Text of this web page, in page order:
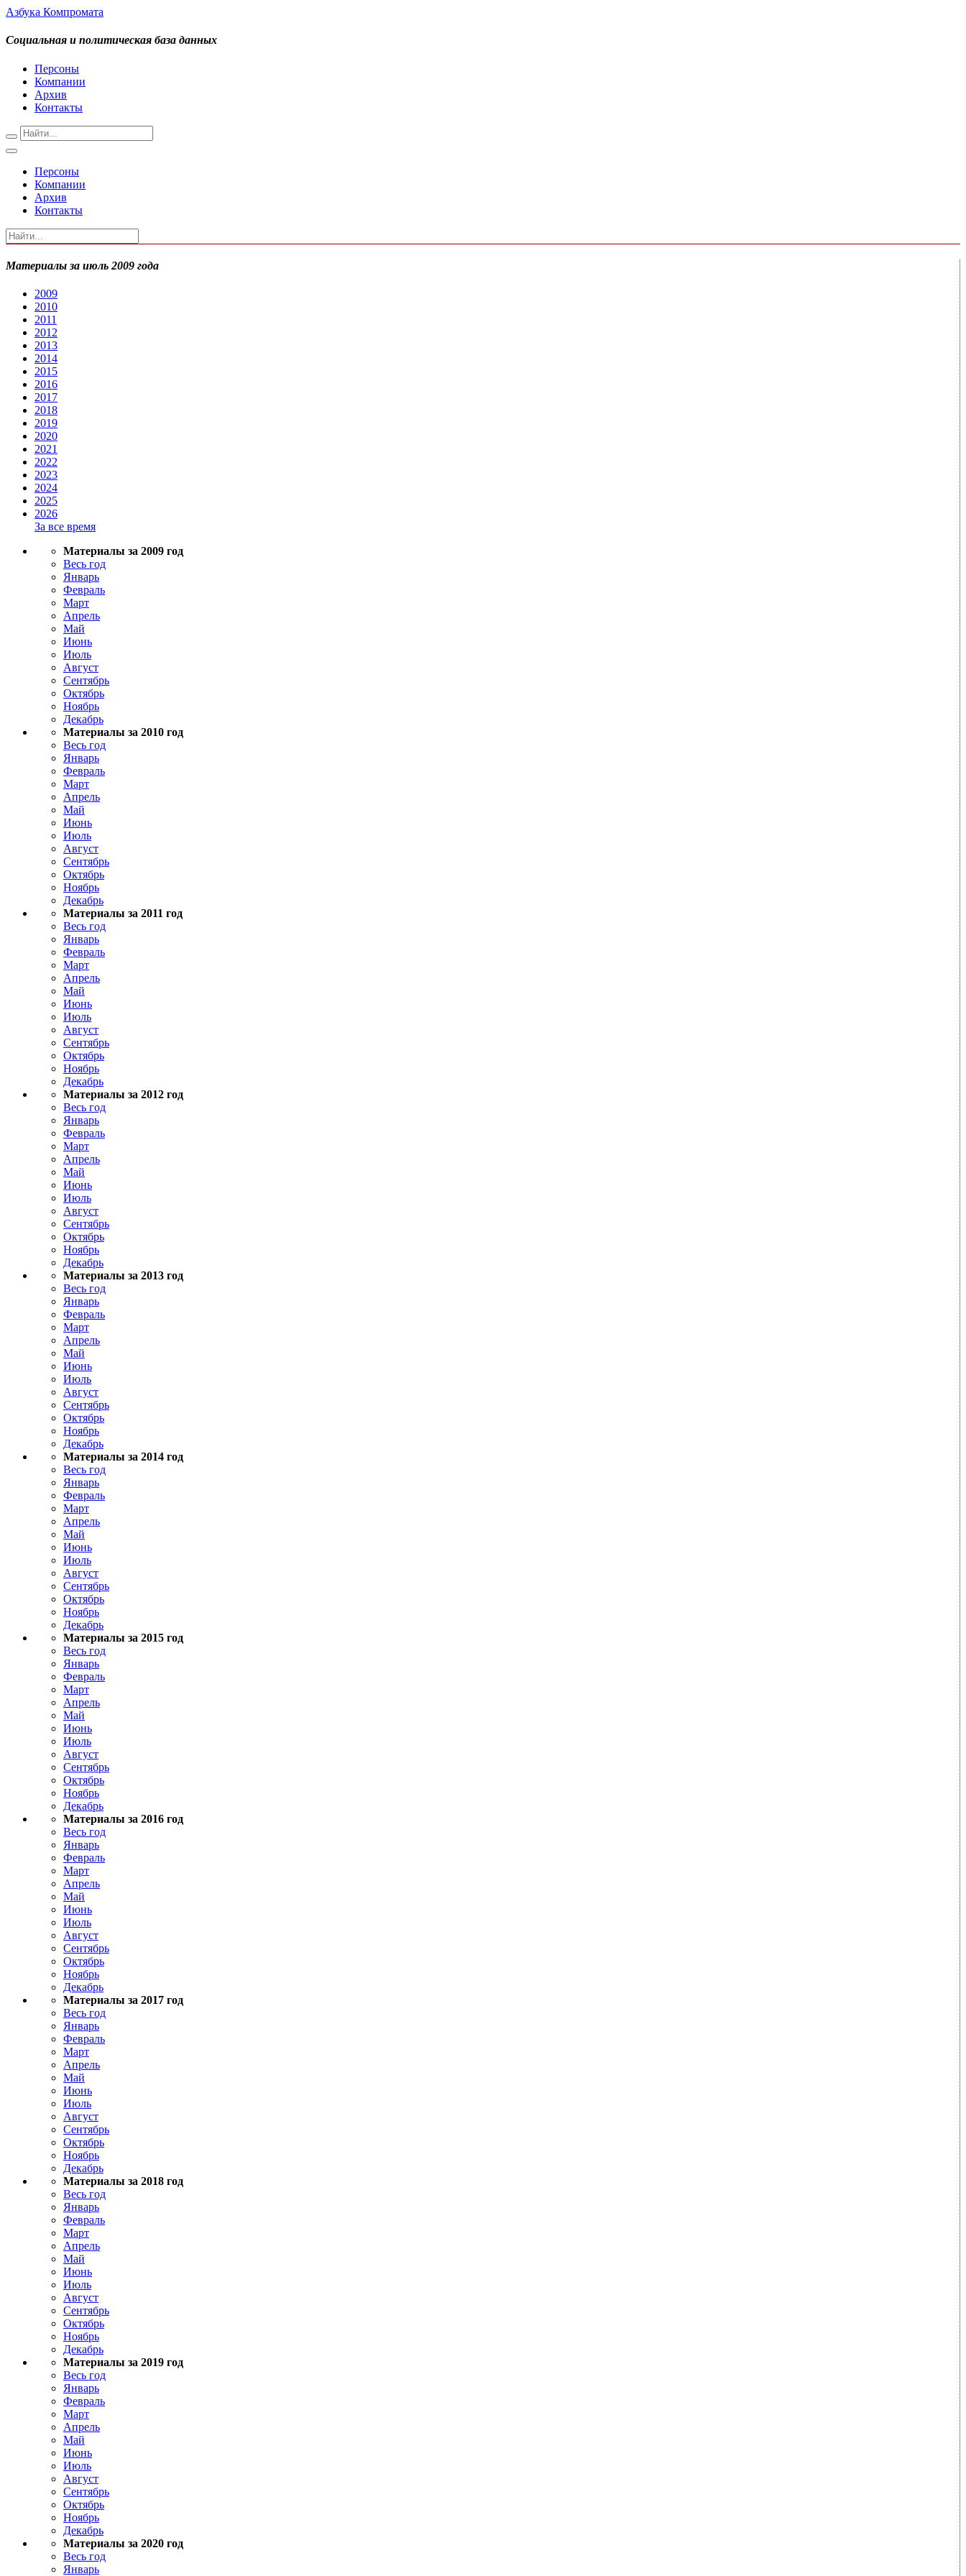
Азбука Компромата
Социальная и политическая база данных
Персоны
Компании
Архив
Контакты
Персоны
Компании
Архив
Контакты
Материалы за июль 2009 года
2009
2010
2011
2012
2013
2014
2015
2016
2017
2018
2019
2020
2021
2022
2023
2024
2025
2026
За все время
Материалы за 2009 год
Весь год
Январь
Февраль
Март
Апрель
Май
Июнь
Июль
Август
Сентябрь
Октябрь
Ноябрь
Декабрь
Материалы за 2010 год
Весь год
Январь
Февраль
Март
Апрель
Май
Июнь
Июль
Август
Сентябрь
Октябрь
Ноябрь
Декабрь
Материалы за 2011 год
Весь год
Январь
Февраль
Март
Апрель
Май
Июнь
Июль
Август
Сентябрь
Октябрь
Ноябрь
Декабрь
Материалы за 2012 год
Весь год
Январь
Февраль
Март
Апрель
Май
Июнь
Июль
Август
Сентябрь
Октябрь
Ноябрь
Декабрь
Материалы за 2013 год
Весь год
Январь
Февраль
Март
Апрель
Май
Июнь
Июль
Август
Сентябрь
Октябрь
Ноябрь
Декабрь
Материалы за 2014 год
Весь год
Январь
Февраль
Март
Апрель
Май
Июнь
Июль
Август
Сентябрь
Октябрь
Ноябрь
Декабрь
Материалы за 2015 год
Весь год
Январь
Февраль
Март
Апрель
Май
Июнь
Июль
Август
Сентябрь
Октябрь
Ноябрь
Декабрь
Материалы за 2016 год
Весь год
Январь
Февраль
Март
Апрель
Май
Июнь
Июль
Август
Сентябрь
Октябрь
Ноябрь
Декабрь
Материалы за 2017 год
Весь год
Январь
Февраль
Март
Апрель
Май
Июнь
Июль
Август
Сентябрь
Октябрь
Ноябрь
Декабрь
Материалы за 2018 год
Весь год
Январь
Февраль
Март
Апрель
Май
Июнь
Июль
Август
Сентябрь
Октябрь
Ноябрь
Декабрь
Материалы за 2019 год
Весь год
Январь
Февраль
Март
Апрель
Май
Июнь
Июль
Август
Сентябрь
Октябрь
Ноябрь
Декабрь
Материалы за 2020 год
Весь год
Январь